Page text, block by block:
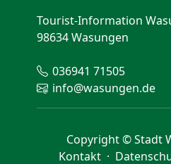
Tourist-Information
98634 Wasungen
036941 71505
info@wasungen.de
Copyright © Stadt
Kontakt ·